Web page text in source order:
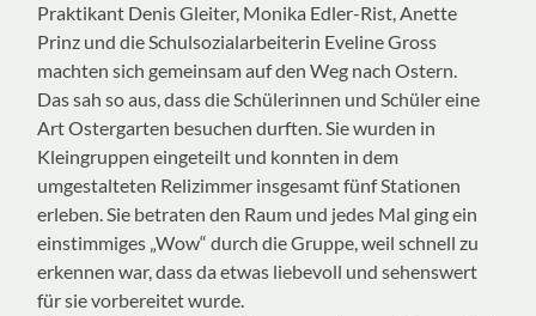
Praktikant Denis Gleiter, Monika Edler-Rist, Anette
Prinz und die Schulsozialarbeiterin Eveline Gross
machten sich gemeinsam auf den Weg nach Ostern.
Das sah so aus, dass die Schülerinnen und Schüler eine
Art Ostergarten besuchen durften. Sie wurden in
Kleingruppen eingeteilt und konnten in dem
umgestalteten Relizimmer insgesamt fünf Stationen
erleben. Sie betraten den Raum und jedes Mal ging ein
einstimmiges „Wow“ durch die Gruppe, weil schnell zu
erkennen war, dass da etwas liebevoll und sehenswert
für sie vorbereitet wurde.